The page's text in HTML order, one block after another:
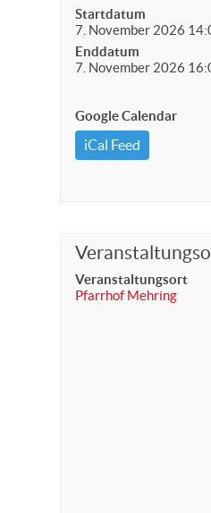
Startdatum
7. November 2026
Enddatum
7. November 2026
Google Calendar
iCal Feed
Veranstaltungsort
Pfarrhof Mehring